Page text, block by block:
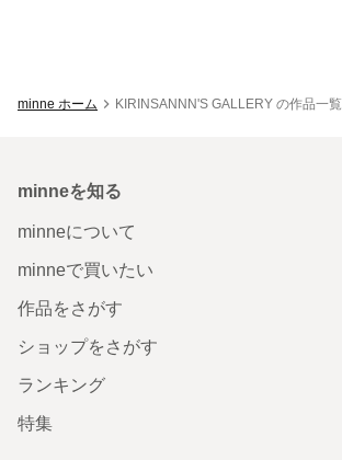
minne ホーム KIRINSANNN'S GALLERY の作品一覧
minneを知る
minneについて
minneで買いたい
作品をさがす
ショップをさがす
ランキング
特集